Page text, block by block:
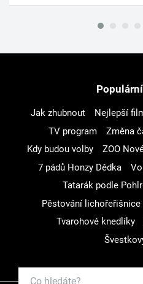
Jak zhubnout Nejlepší
TV program
Změna
Kdy budou volby
ZOO
7 pádů Honzy Dědka
Tatarák podle
Pěstování lichořeřišnice
Tvarohové knedlíky